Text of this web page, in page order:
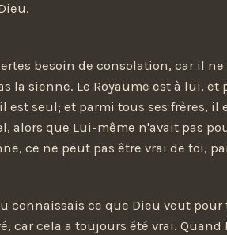
besoin de consolation, car il
la sienne. Le Royaume est à lui,
est seul; et parmi tous ses frères,
alors que Lui-même n'avait pas
ce ne peut pas être vrai de toi,
connaissais ce que Dieu veut
car cela a toujours été vrai.